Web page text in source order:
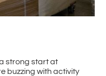
strong start at
buzzing with activity